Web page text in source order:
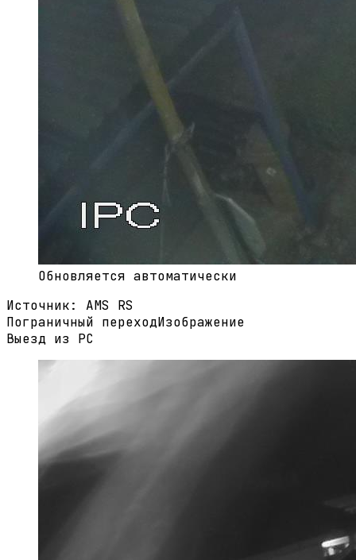
Обновляется автоматически
Источник: AMS RS
Пограничный переходИзображение
Выезд из РС